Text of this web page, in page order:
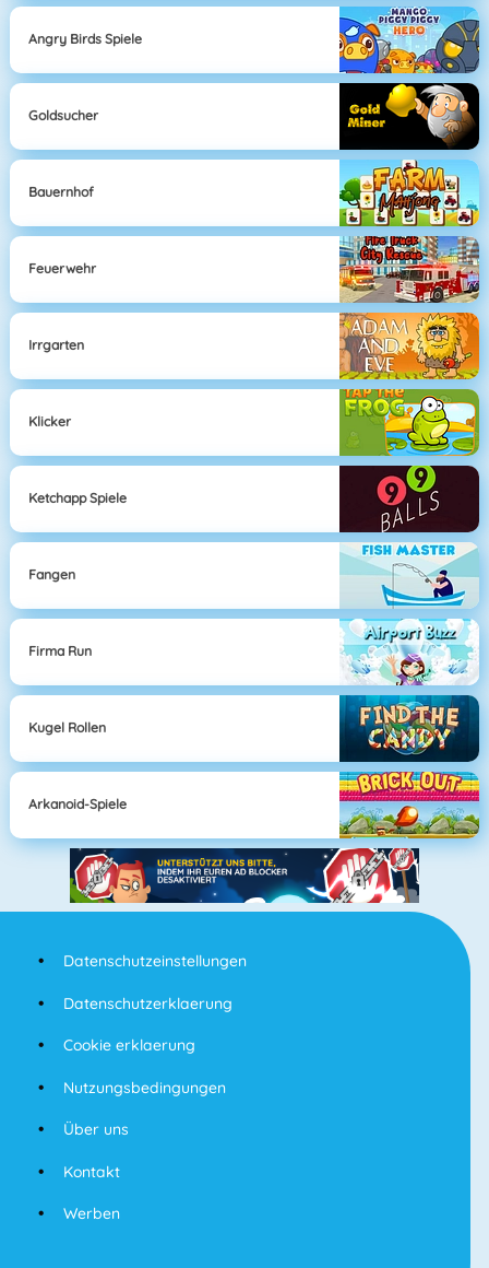
Angry Birds Spiele
Goldsucher
Bauernhof
Feuerwehr
Irrgarten
Klicker
Ketchapp Spiele
Fangen
Firma Run
Kugel Rollen
Arkanoid-Spiele
Datenschutzeinstellungen
Datenschutzerklaerung
Cookie erklaerung
Nutzungsbedingungen
Über uns
Kontakt
Werben